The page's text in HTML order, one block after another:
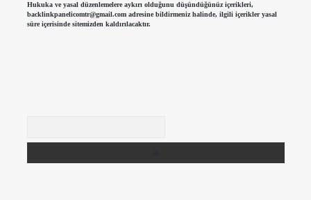
Hukuka ve yasal düzenlemelere aykırı olduğunu düşündüğünüz içerikleri,
backlinkpanelicomtr@gmail.comadresine bildirmeniz halinde, ilgili içerikler yasal
süre içerisinde sitemizden kaldırılacaktır.